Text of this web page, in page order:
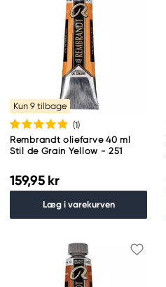
Kun 9 tilbage
(1)
Rembrandt oliefarve 40 ml
Stil de Grain Yellow - 251
159,95 kr
Læg i varekurven